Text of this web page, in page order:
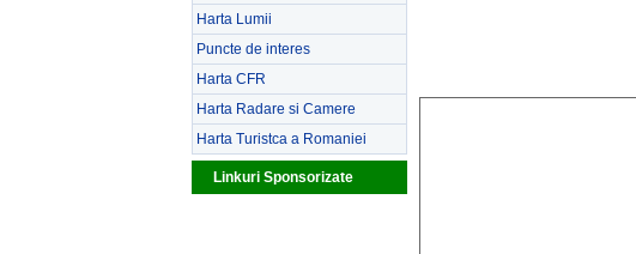
Harta Lumii
Puncte de interes
Harta CFR
Harta Radare si Camere
Harta Turistca a Romaniei
Linkuri Sponsorizate